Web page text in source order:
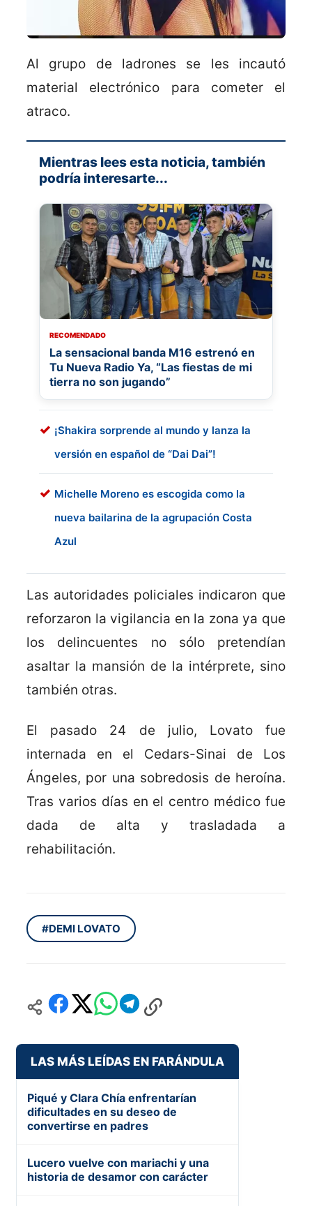
Al grupo de ladrones se les incautó
material electrónico para cometer el
atraco.
Mientras lees esta noticia, también
podría interesarte...
RECOMENDADO
La sensacional banda M16 estrenó en
Tu Nueva Radio Ya, “Las fiestas de mi
tierra no son jugando”
¡Shakira sorprende al mundo y lanza la
versión en español de “Dai Dai”!
Michelle Moreno es escogida como la
nueva bailarina de la agrupación Costa
Azul
Las autoridades policiales indicaron que
reforzaron la vigilancia en la zona ya que
los delincuentes no sólo pretendían
asaltar la mansión de la intérprete, sino
también otras.
El pasado 24 de julio, Lovato fue
internada en el Cedars-Sinai de Los
Ángeles, por una sobredosis de heroína.
Tras varios días en el centro médico fue
dada de alta y trasladada a
rehabilitación.
#DEMI LOVATO
LAS MÁS LEÍDAS EN FARÁNDULA
Piqué y Clara Chía enfrentarían
dificultades en su deseo de
convertirse en padres
Lucero vuelve con mariachi y una
historia de desamor con carácter